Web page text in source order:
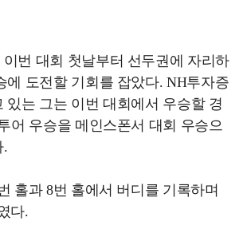
번 대회 첫날부터 선두권에 자리하
에 도전할 기회를 잡았다. NH투자증
있는 그는 이번 대회에서 우승할 경
어 우승을 메인스폰서 대회 우승으
.
홀과 8번 홀에서 버디를 기록하며
다.